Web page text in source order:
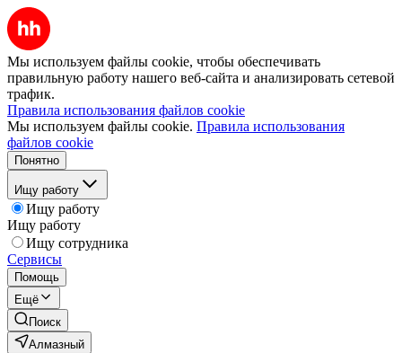
Мы используем файлы cookie, чтобы обеспечивать
правильную работу нашего веб-сайта и анализировать сетевой
трафик.
Правила использования файлов cookie
Мы используем файлы cookie. Правила использования
файлов cookie
Понятно
Ищу работу
Ищу работу
Ищу работу
Ищу сотрудника
Сервисы
Помощь
Ещё
Поиск
Алмазный